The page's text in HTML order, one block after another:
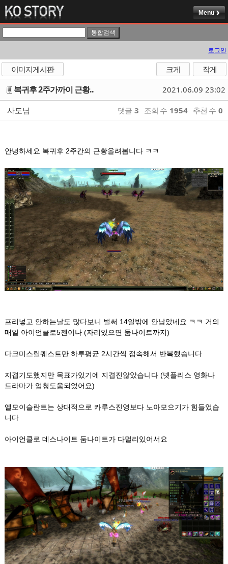
Menu
로그인
이미지게시판 크게
작게
2021.06.09 23:02
복귀후 2주가까이 근황..
사도님 댓글 3 조회 수 1954 추천 수 0
안녕하세요 복귀후 2주간의 근황올려봅니다 ㅋㅋ
프리넣고 안하는날도 많다보니 벌써 14일밖에 안남았네요 ㅋㅋ 거의
매일 아이언클로5젠이나 (자리있으면 둠나이트까지)
다크미스릴퀘스트만 하루평균 2시간씩 접속해서 반복했습니다
지겹기도했지만 목표가있기에 지겹진않았습니다 (넷플리스 영화나
드라마가 엄청도움되었어요)
엘모이슬란트는 상대적으로 카루스진영보다 노아모으기가 힘들었습
니다
아이언클로 데스나이트 둠나이트가 다멀리있어서요